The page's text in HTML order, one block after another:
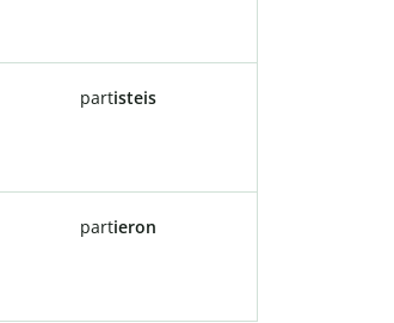
partisteis
partieron